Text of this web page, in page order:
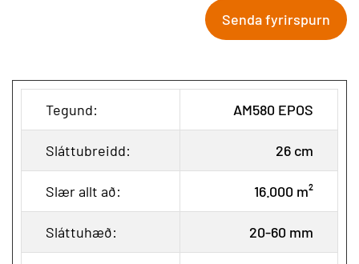
Senda fyrirspurn
Tegund: AM580 EPOS
Sláttubreidd: 26 cm
Slær allt að: 16.000 m²
Sláttuhæð: 20-60 mm